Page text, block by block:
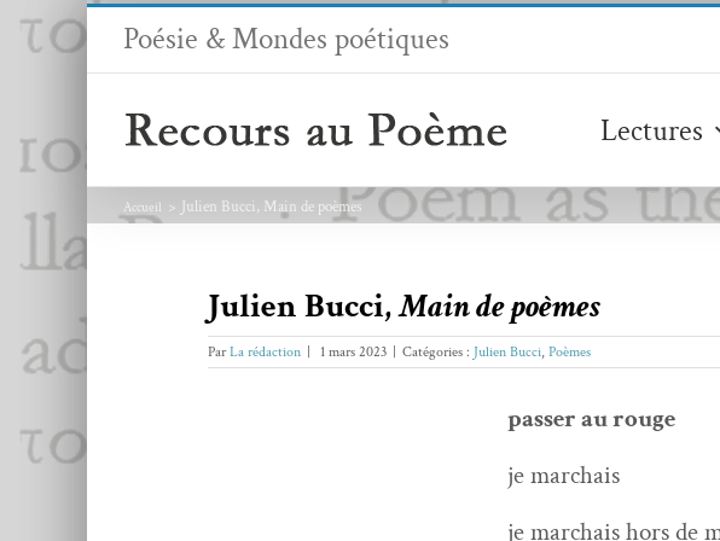
Passer
Poésie & Mondes poétiques
Lectures
Accueil Julien Bucci, Main de poèmes
Julien Bucci,Main de poèmes
ParLa rédaction 1 mars 2023 Catégories : Julien Bucci, Poèmes
pass­er au rouge
je mar­chais
je mar­chais hors de